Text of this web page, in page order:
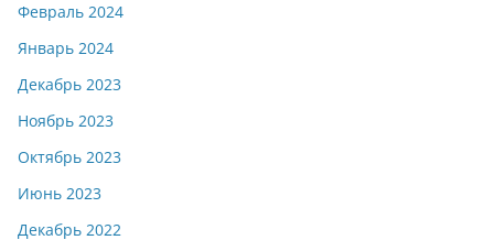
Февраль 2024
Январь 2024
Декабрь 2023
Ноябрь 2023
Октябрь 2023
Июнь 2023
Декабрь 2022